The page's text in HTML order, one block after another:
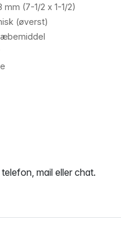
mm (7-1/2 x 1-1/2)
(øverst)
mail eller chat.